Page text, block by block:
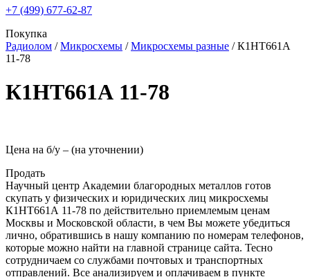
+7 (499) 677-62-87
Покупка
Радиолом / Микросхемы / Микросхемы разные / К1НТ661А
11-78
К1НТ661А 11-78
Цена на б/у – (на уточнении)
Продать
Научный центр Академии благородных металлов готов
скупать у физических и юридических лиц микросхемы
К1НТ661А 11-78 по действительно приемлемым ценам
Москвы и Московской области, в чем Вы можете убедиться
лично, обратившись в нашу компанию по номерам телефонов,
которые можно найти на главной странице сайта. Тесно
сотрудничаем со службами почтовых и транспортных
отправлений. Все анализируем и оплачиваем в пункте